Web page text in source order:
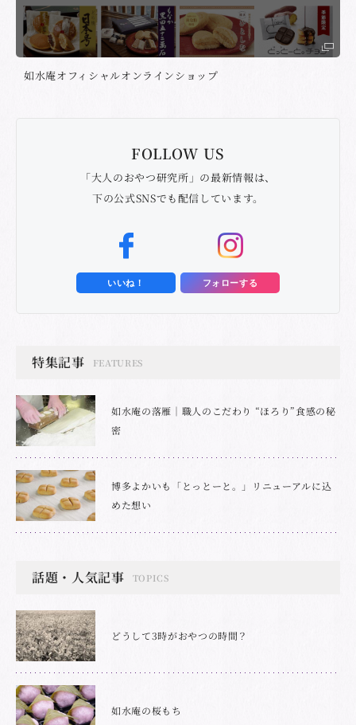
如水庵オフィシャルオンラインショップ
FOLLOW US
「大人のおやつ研究所」の最新情報は、
下の公式SNSでも配信しています。
いいね！ フォローする
特集記事 FEATURES
如水庵の落雁｜職人のこだわり “ほろり”食感の秘
密
博多よかいも「とっとーと。」リニューアルに込
めた想い
話題・人気記事 TOPICS
どうして3時がおやつの時間？
如水庵の桜もち